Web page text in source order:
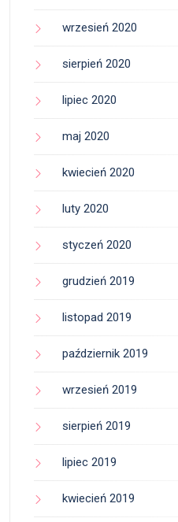
wrzesień 2020
sierpień 2020
lipiec 2020
maj 2020
kwiecień 2020
luty 2020
styczeń 2020
grudzień 2019
listopad 2019
październik 2019
wrzesień 2019
sierpień 2019
lipiec 2019
kwiecień 2019